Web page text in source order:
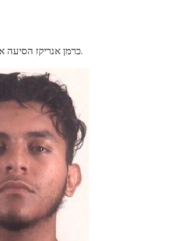
כרמן אנריקז הסיעה את בניה לבית חברם כאשר חמוש אלמוני פתח באש וירה בה לעיני ילדיה.